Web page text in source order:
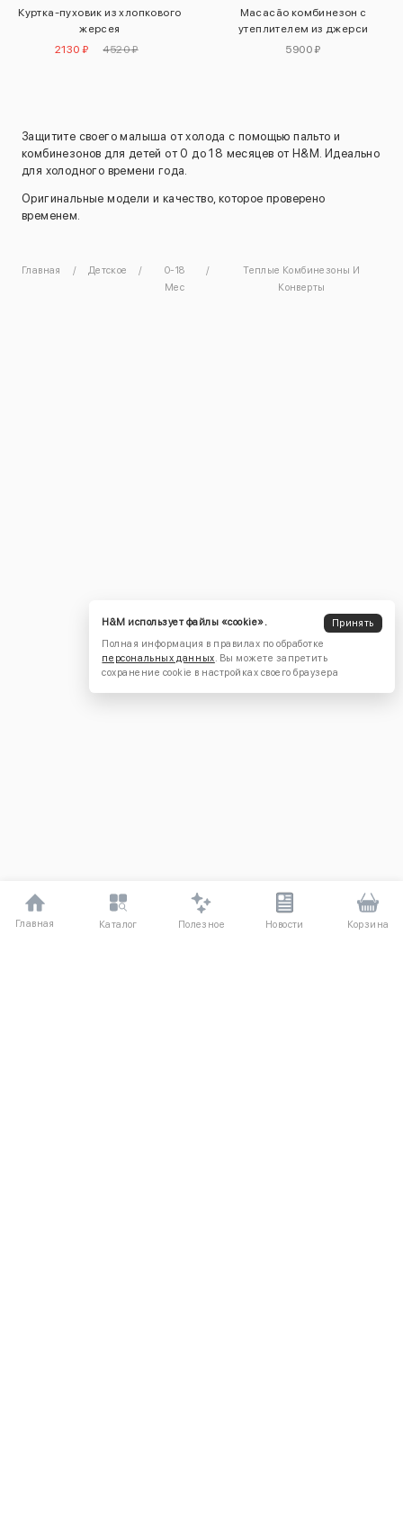
Куртка-пуховик из хлопкового
жерсея
2130 ₽
4520 ₽
Macacão комбинезон с
утеплителем из джерси
5900 ₽
Защитите своего малыша от холода с помощью пальто и
комбинезонов для детей от 0 до 18 месяцев от H&M. Идеально
для холодного времени года.
Оригинальные модели и качество, которое проверено
временем.
Главная Детское
0-18
Мес
Теплые Комбинезоны И
Конверты
Главная Каталог Полезное Новости Корзина
H&M использует файлы «cookie».
Принять
Полная информация в правилах по обработке
персональных данных. Вы можете запретить
сохранение cookie в настройках своего браузера